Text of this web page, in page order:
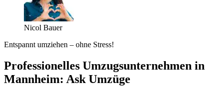
Nicol Bauer
Entspannt umziehen – ohne Stress!
Professionelles Umzugsunternehmen in
Mannheim: Ask Umzüge